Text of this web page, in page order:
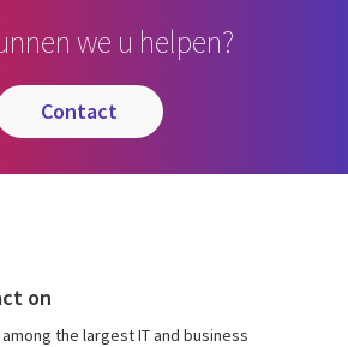
we u helpen?
contact
on
among the largest IT and business